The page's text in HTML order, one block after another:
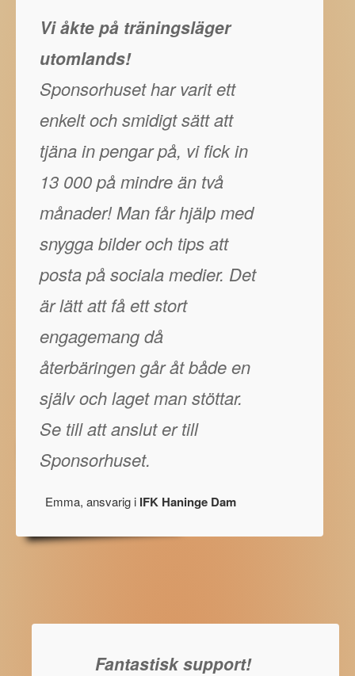
Vi åkte på träningsläger
utomlands!
Sponsorhuset har varit ett
enkelt och smidigt sätt att
tjäna in pengar på, vi fick in
13 000 på mindre än två
månader! Man får hjälp med
snygga bilder och tips att
posta på sociala medier. Det
är lätt att få ett stort
engagemang då
återbäringen går åt både en
själv och laget man stöttar.
Se till att anslut er till
Sponsorhuset.
Emma, ansvarig i IFK Haninge Dam
Fantastisk support!